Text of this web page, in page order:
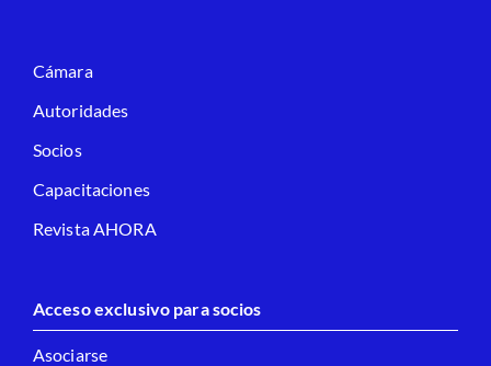
Cámara
Autoridades
Socios
Capacitaciones
Revista AHORA
Acceso exclusivo para socios
Asociarse